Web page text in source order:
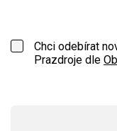
Chci odebírat
Prazdroje dle